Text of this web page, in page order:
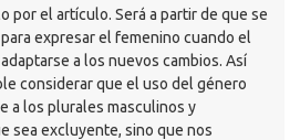
por el artículo. Será a partir de que se
expresar el femenino cuando el
a los nuevos cambios. Así
considerar que el uso del género
a los plurales masculinos y
sea excluyente, sino que nos